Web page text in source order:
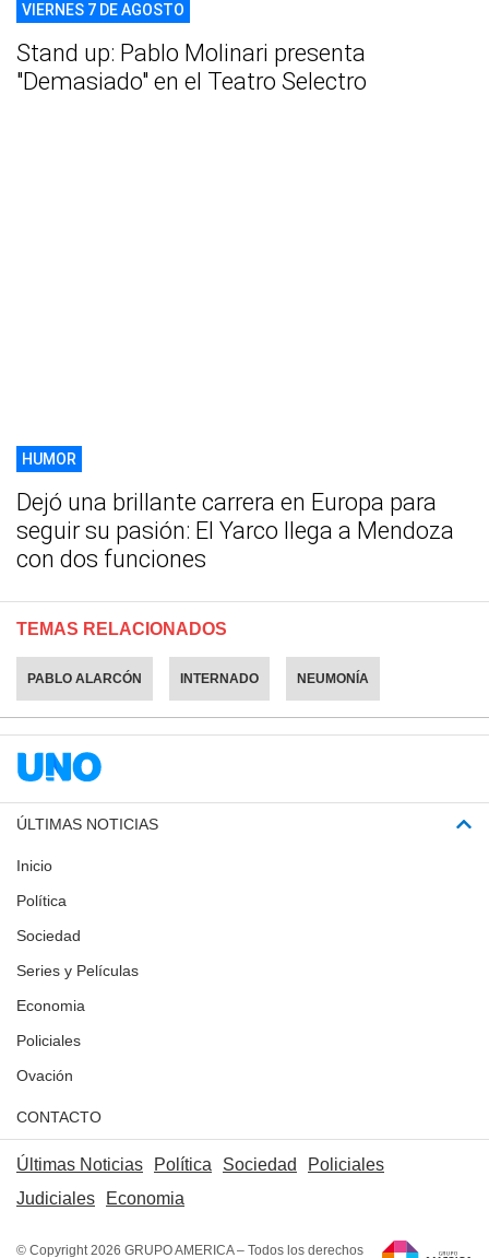
VIERNES 7 DE AGOSTO
Stand up: Pablo Molinari presenta
"Demasiado" en el Teatro Selectro
HUMOR
Dejó una brillante carrera en Europa para
seguir su pasión: El Yarco llega a Mendoza
con dos funciones
TEMAS RELACIONADOS
PABLO ALARCÓN INTERNADO NEUMONÍA
ÚLTIMAS NOTICIAS
Inicio
Política
Sociedad
Series y Películas
Economia
Policiales
Ovación
CONTACTO
Últimas Noticias Política Sociedad
Policiales
Judiciales
Economia
© Copyright 2026 GRUPO AMERICA – Todos los derechos